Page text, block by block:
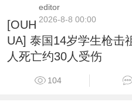
editor
2026-8-8 00:00
[OUH
UA] 泰国14岁学生枪击
人死亡约30人受伤
104